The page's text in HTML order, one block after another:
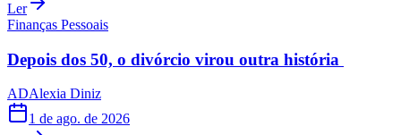
Ler
Finanças Pessoais
Depois dos 50, o divórcio virou outra história
ADAlexia Diniz
1 de ago. de 2026